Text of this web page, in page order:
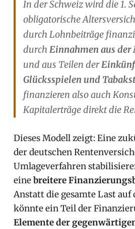
In der Schweiz wird die 1.
obligatorische
durch Lohnbeiträge
durch Einnahmen aus
und aus Teilen der
Glücksspielen und
finanzieren also auch
Kapitalerträge direkt die
Dieses Modell zeigt: Eine
der deutschen
Umlageverfahren
einebreitere
Anstatt die gesamte Last auf
könnte ein Teil der
Elemente der